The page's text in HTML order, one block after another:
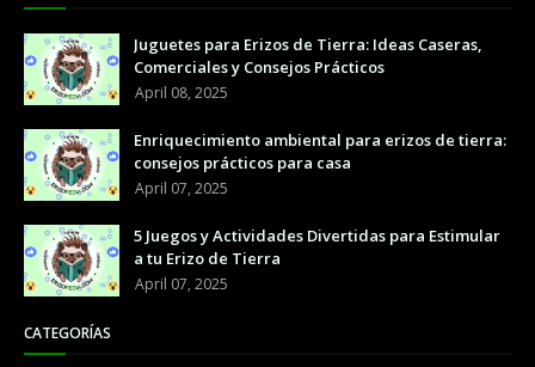
Juguetes para Erizos de Tierra: Ideas Caseras,
Comerciales y Consejos Prácticos
April 08, 2025
Enriquecimiento ambiental para erizos de tierra:
consejos prácticos para casa
April 07, 2025
5 Juegos y Actividades Divertidas para Estimular
a tu Erizo de Tierra
April 07, 2025
CATEGORÍAS